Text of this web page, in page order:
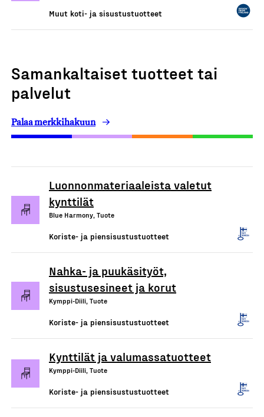
Muut koti- ja sisustustuotteet
Samankaltaiset tuotteet tai
palvelut
Palaa merkkihakuun
Luonnonmateriaaleista valetut
kynttilät
Blue Harmony, Tuote
Koriste- ja piensisustustuotteet
Nahka- ja puukäsityöt,
sisustusesineet ja korut
Kymppi-Diili, Tuote
Koriste- ja piensisustustuotteet
Kynttilät ja valumassatuotteet
Kymppi-Diili, Tuote
Koriste- ja piensisustustuotteet